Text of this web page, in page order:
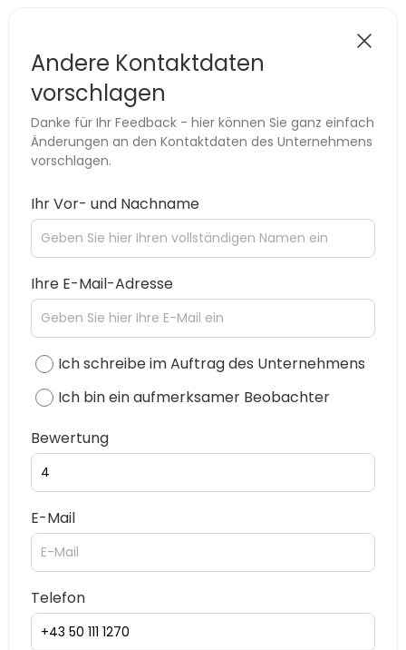
Andere Kontaktdaten
vorschlagen
Danke für Ihr Feedback - hier können Sie ganz einfach
Änderungen an den Kontaktdaten des Unternehmens
vorschlagen.
Ihr Vor- und Nachname
Ihre E-Mail-Adresse
Ich schreibe im Auftrag des Unternehmens
Ich bin ein aufmerksamer Beobachter
Bewertung
E-Mail
Telefon